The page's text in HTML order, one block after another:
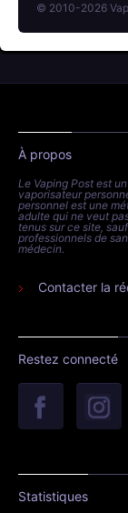
© 2010-2026
À propos
Le Vaping Post est
vaporisateur
personnel est une
adulte qui ne veut
tenus sur ce site,
professionnels de
médecin.
Contacter la
Restez connecté
Statistiques